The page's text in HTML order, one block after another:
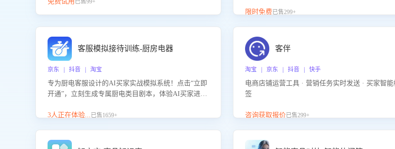
已售99+
咨询等售后场景的应对要点，轻松提升服务能力。
限时免费已售299+
客服模拟接待训练-厨房电器
京东 | 抖音 | 淘宝
专为厨电客服设计的AI买家实战模拟系统！点击“立即
开通”，立刻生成专属厨电类目剧本，体验AI买家进线
能咨询”等真实场景应对技巧！
3人正在体验...已售1659+
客伴
淘宝 | 京东 | 抖音 | 快手
电商店铺运营工具 · 营销任务实时发送 · 买家智能
签
咨询获取报价已售299+